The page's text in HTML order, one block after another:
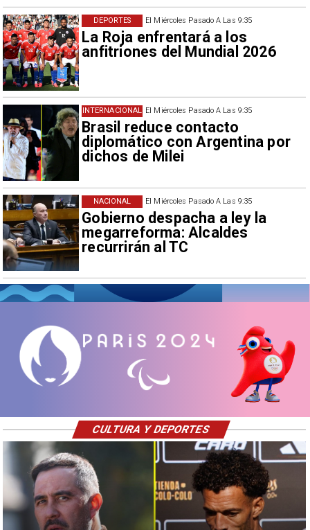
El Miércoles Pasado A Las 9:35
La Roja enfrentará a los
anfitriones del Mundial 2026
DEPORTES
El Miércoles Pasado A Las 9:35
Brasil reduce contacto
diplomático con Argentina por
dichos de Milei
INTERNACIONAL
El Miércoles Pasado A Las 9:35
Gobierno despacha a ley la
megarreforma: Alcaldes
recurrirán al TC
NACIONAL
CULTURA Y DEPORTES